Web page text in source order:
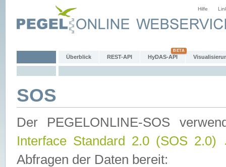
Hilfe
Überblick REST-API HyDAS-API
SOS
Der PEGELONLINE-SOS
Interface Standard 2.0 (SOS 2.0)
Abfragen der Daten bereit: